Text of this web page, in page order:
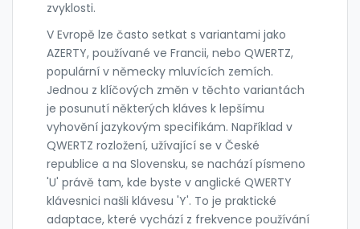
zvyklosti.
V Evropě lze často setkat s variantami jako
AZERTY, používané ve Francii, nebo QWERTZ,
populární v německy mluvících zemích.
Jednou z klíčových změn v těchto variantách
je posunutí některých kláves k lepšímu
vyhovění jazykovým specifikám. Například v
QWERTZ rozložení, užívající se v České
republice a na Slovensku, se nachází písmeno
'U' právě tam, kde byste v anglické QWERTY
klávesnici našli klávesu 'Y'. To je praktické
adaptace, které vychází z frekvence používání